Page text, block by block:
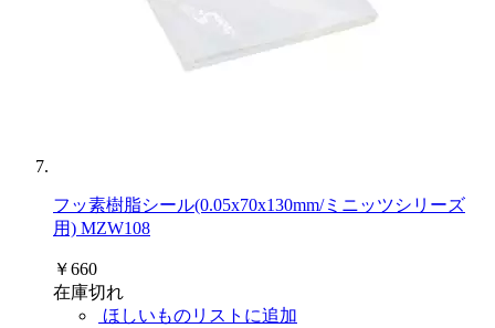
フッ素樹脂シール(0.05x70x130mm/ミニッツシリーズ
用) MZW108
￥660
在庫切れ
ほしいものリストに追加